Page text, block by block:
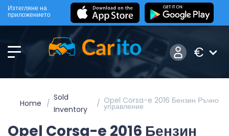
Изтегляне на
приложението
€
Home
Sold
Inventory
Opel Corsa-e 2016 Бензин Ръчно
управление
Opel Corsa-e 2016 Бензин